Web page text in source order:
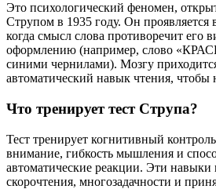
Это психологический феномен,
Струпом в 1935 году. Он проявляется
когда смысл слова противоречит его
оформлению (например, слово
синими чернилами). Мозгу
автоматический навык чтения, чтобы
Что тренирует тест Струпа?
Тест тренирует когнитивный
внимание, гибкость мышления и
автоматические реакции. Эти
скорочтения, многозадачности и